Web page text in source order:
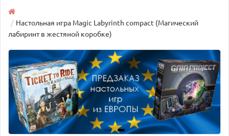
Настольная игра Magic Labyrinth compact (Магический
лабиринт в жестяной коробке)